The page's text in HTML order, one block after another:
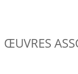
ŒUVRES